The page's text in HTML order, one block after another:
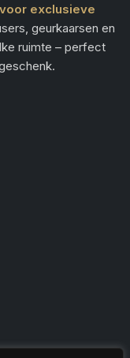
exclusieve
geurkaarsen en
ruimte – perfect